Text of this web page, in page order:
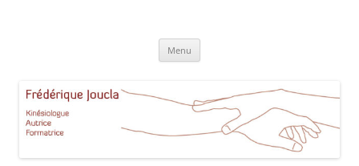
Aucamville Toulouse
Menu